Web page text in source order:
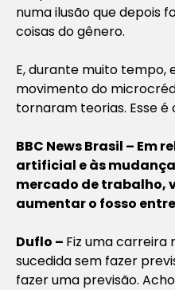
numa ilusão que depois
coisas do gênero.
E, durante muito
movimento do
tornaram teorias. Esse é
BBC News Brasil – Em
artificial e às
mercado de trabalho,
aumentar o fosso
Duflo – Fiz uma carreira
sucedida sem fazer
fazer uma previsão.